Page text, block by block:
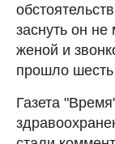
заснуть он
женой и
прошло шесть
Газета